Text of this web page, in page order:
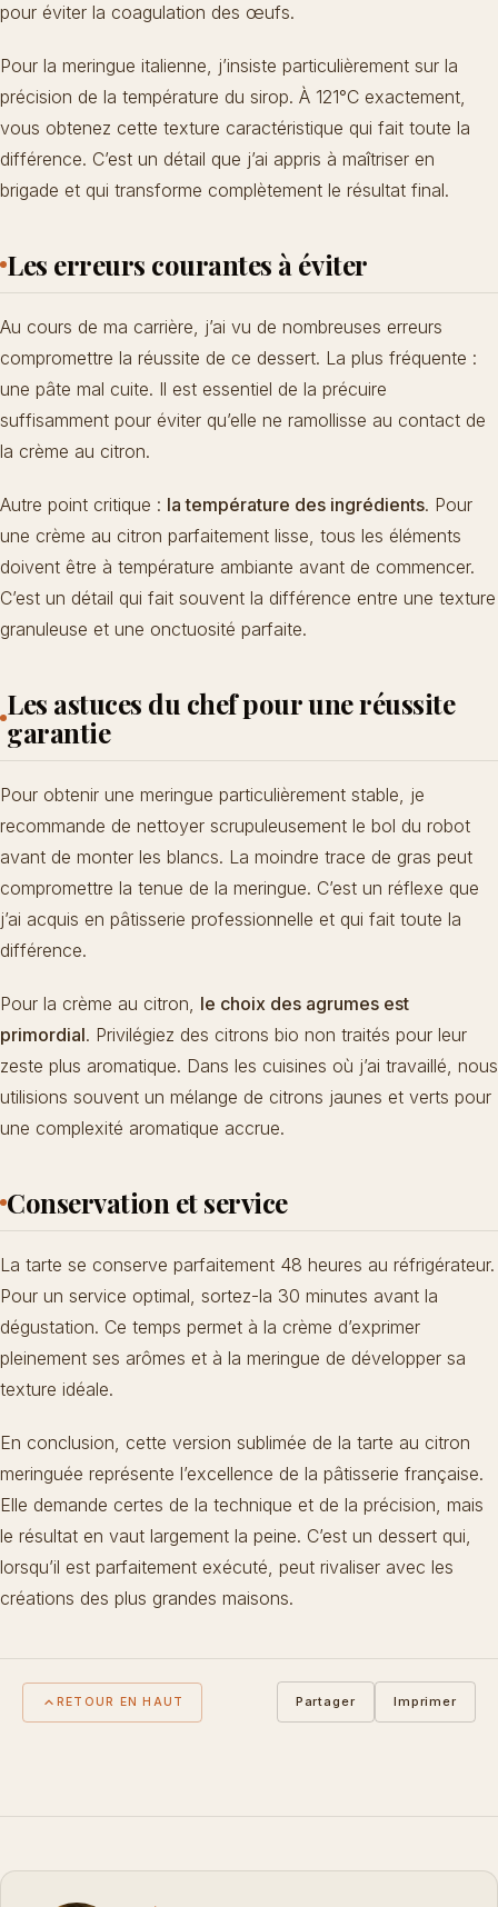
pour éviter la coagulation des œufs.
Pour la meringue italienne, j’insiste particulièrement sur la
précision de la température du sirop. À 121°C exactement,
vous obtenez cette texture caractéristique qui fait toute la
différence. C’est un détail que j’ai appris à maîtriser en
brigade et qui transforme complètement le résultat final.
Les erreurs courantes à éviter
Au cours de ma carrière, j’ai vu de nombreuses erreurs
compromettre la réussite de ce dessert. La plus fréquente :
une pâte mal cuite. Il est essentiel de la précuire
suffisamment pour éviter qu’elle ne ramollisse au contact de
la crème au citron.
Autre point critique : la température des ingrédients. Pour
une crème au citron parfaitement lisse, tous les éléments
doivent être à température ambiante avant de commencer.
C’est un détail qui fait souvent la différence entre une texture
granuleuse et une onctuosité parfaite.
Les astuces du chef pour une réussite
garantie
Pour obtenir une meringue particulièrement stable, je
recommande de nettoyer scrupuleusement le bol du robot
avant de monter les blancs. La moindre trace de gras peut
compromettre la tenue de la meringue. C’est un réflexe que
j’ai acquis en pâtisserie professionnelle et qui fait toute la
différence.
Pour la crème au citron, le choix des agrumes est
primordial. Privilégiez des citrons bio non traités pour leur
zeste plus aromatique. Dans les cuisines où j’ai travaillé, nous
utilisions souvent un mélange de citrons jaunes et verts pour
une complexité aromatique accrue.
Conservation et service
La tarte se conserve parfaitement 48 heures au réfrigérateur.
Pour un service optimal, sortez-la 30 minutes avant la
dégustation. Ce temps permet à la crème d’exprimer
pleinement ses arômes et à la meringue de développer sa
texture idéale.
En conclusion, cette version sublimée de la tarte au citron
meringuée représente l’excellence de la pâtisserie française.
Elle demande certes de la technique et de la précision, mais
le résultat en vaut largement la peine. C’est un dessert qui,
lorsqu’il est parfaitement exécuté, peut rivaliser avec les
créations des plus grandes maisons.
RETOUR EN HAUT Partager Imprimer